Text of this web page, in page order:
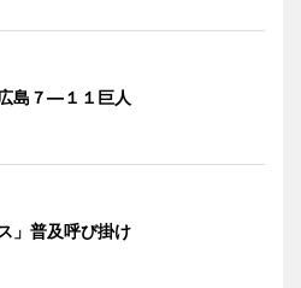
島７―１１巨人
」普及呼び掛け